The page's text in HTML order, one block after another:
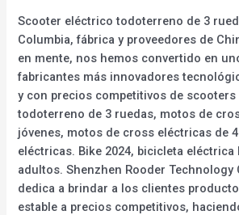
Scooter eléctrico todoterreno de 3
Columbia, fábrica y proveedores de
en mente, nos hemos convertido en
fabricantes más innovadores
y con precios competitivos de
todoterreno de 3 ruedas, motos de
jóvenes, motos de cross eléctricas de
eléctricas. Bike 2024, bicicleta eléctrica
adultos. Shenzhen Rooder Technology
dedica a brindar a los clientes
estable a precios competitivos,